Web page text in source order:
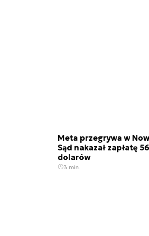
Meta przegrywa w
Sąd nakazał zapłatę
dolarów
3 min.